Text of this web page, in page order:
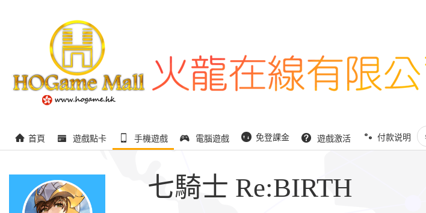
首頁 遊戲點卡 手機遊戲 電腦遊戲 免登課金 遊戲激活 付款说明
七騎士 Re:BIRTH